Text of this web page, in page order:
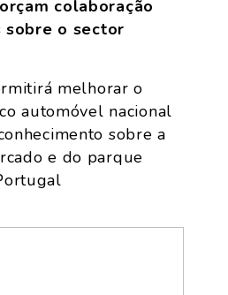
colaboração
sobre o sector
melhorar o
automóvel nacional
sobre a
e do parque